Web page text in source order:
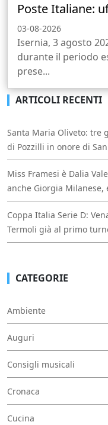
Poste Italiane:
03-08-2026
Isernia, 3 agosto
durante il periodo
prese...
ARTICOLI RECENTI
Santa Maria Oliveto: tre
di Pozzilli in onore di
Miss Framesi è Dalia
anche Giorgia
Coppa Italia Serie D:
Termoli già al primo
CATEGORIE
Ambiente
Auguri
Consigli musicali
Cronaca
Cucina